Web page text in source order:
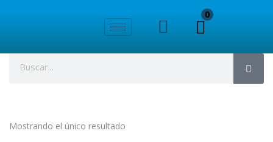
0
Mostrando el único resultado